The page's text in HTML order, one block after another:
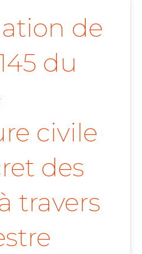
de
du
civile
des
travers